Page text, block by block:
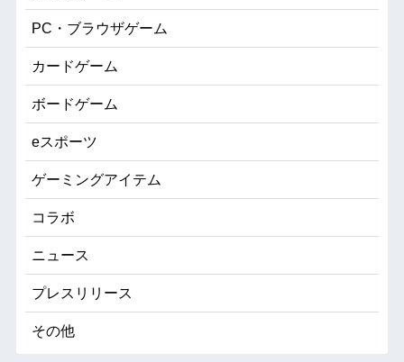
PC・ブラウザゲーム
カードゲーム
ボードゲーム
eスポーツ
ゲーミングアイテム
コラボ
ニュース
プレスリリース
その他